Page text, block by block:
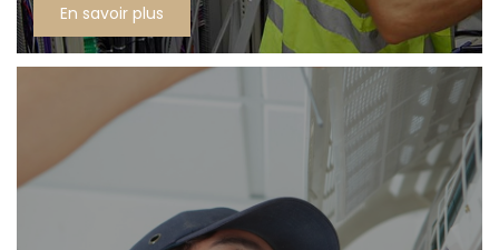
En savoir plus